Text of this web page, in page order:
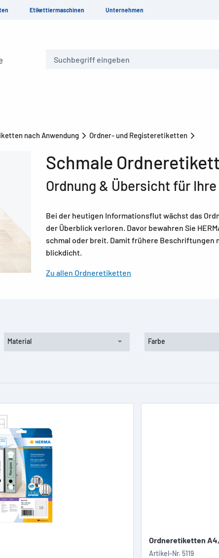
Etikettiermaschinen Unternehmen
nach Anwendung Ordner- und Registeretiketten
Schmale
Ordnung & Übersicht für
Bei der heutigen Informationsflut wächst das
der Überblick verloren. Davor bewahren Sie
schmal oder breit. Damit frühere Beschriftungen
blickdicht.
Zu allen Ordneretiketten
Material Farbe
Ordneretiketten
Artikel-Nr. 5119